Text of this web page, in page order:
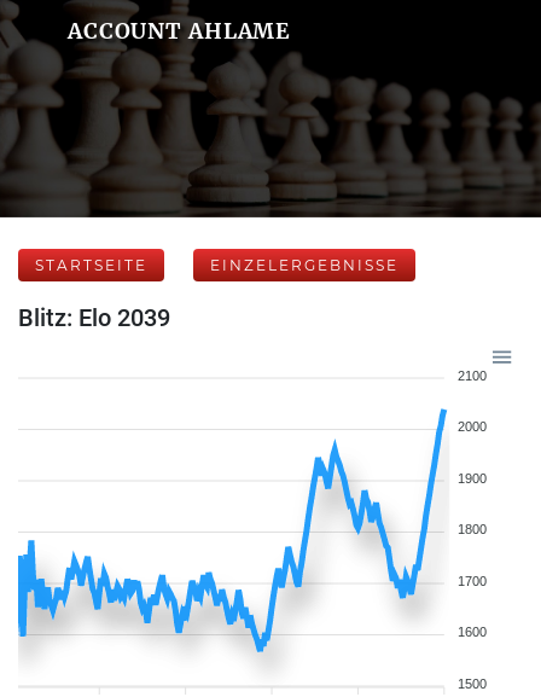
ACCOUNT AHLAME
STARTSEITE EINZELERGEBNISSE
Blitz: Elo 2039
2100
2000
1900
1800
1700
1600
1500